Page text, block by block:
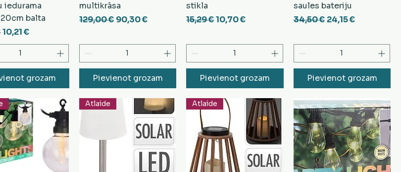
iedurama
balta
cena
Izpārdošanas cena
10,21 €
grozam
multikrāsa
Parastā cena
129,00 € Izpārdošanas cena
90,30 €
Pievienot grozam
stikla
Parastā cena
15,29 €Izpārdošanas cena
10,70 €
Pievienot grozam
saules bateriju
Parastā cena
34,50 € Izpārdošanas
24,15 €
Pievienot grozam
Atlaide Atlaide